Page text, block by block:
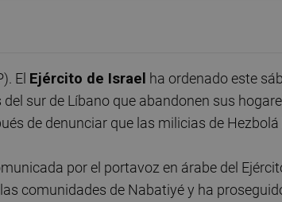
El Ejército de Israel ha ordenado este
del sur de Líbano que abandonen sus
de denunciar que las milicias de
por el portavoz en árabe del
comunidades de Nabatiyé y ha